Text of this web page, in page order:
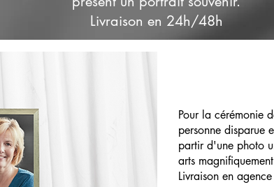
Livraison en 24h/48h
Pour la cérémonie
personne disparue
partir d'une photo
arts
Livraison en